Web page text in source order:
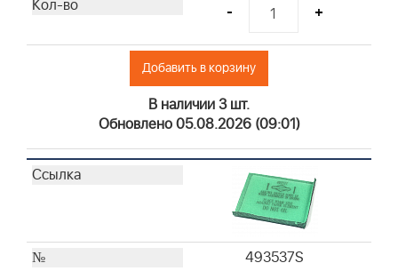
- +
Добавить в корзину
В наличии 3 шт.
Обновлено 05.08.2026 (09:01)
493537S